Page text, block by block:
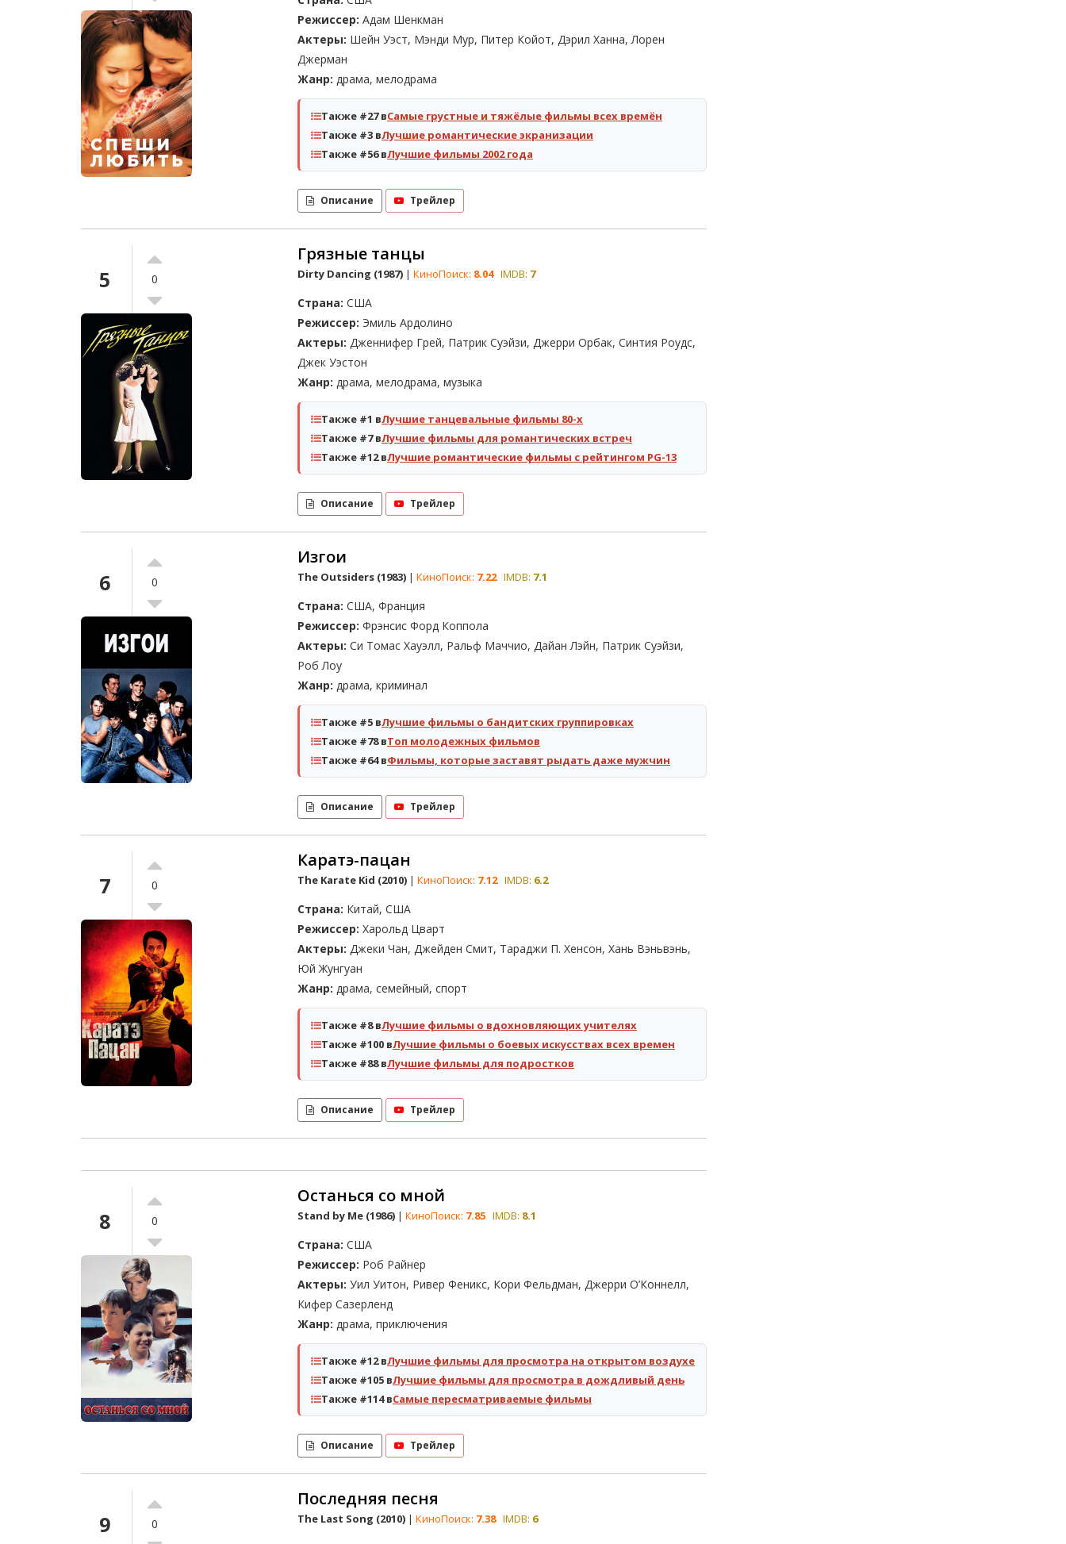
Режиссер: Адам Шенкман
Актеры: Шейн Уэст, Мэнди Мур, Питер Койот, Дэрил Ханна, Лорен
Джерман
Жанр: драма, мелодрама
Также #27 вСамые грустные и тяжёлые фильмы всех времён
Также #3 вЛучшие романтические экранизации
Также #56 вЛучшие фильмы 2002 года
Описание Трейлер
5 0
Грязные танцы
Dirty Dancing (1987)| КиноПоиск: 8.04 IMDB: 7
Страна: США
Режиссер: Эмиль Ардолино
Актеры: Дженнифер Грей, Патрик Суэйзи, Джерри Орбак, Синтия Роудс,
Джек Уэстон
Жанр: драма, мелодрама, музыка
Также #1 вЛучшие танцевальные фильмы 80-х
Также #7 вЛучшие фильмы для романтических встреч
Также #12 вЛучшие романтические фильмы с рейтингом PG-13
Описание Трейлер
6 0
Изгои
The Outsiders (1983)| КиноПоиск: 7.22 IMDB: 7.1
Страна: США, Франция
Режиссер: Фрэнсис Форд Коппола
Актеры: Си Томас Хауэлл, Ральф Маччио, Дайан Лэйн, Патрик Суэйзи,
Роб Лоу
Жанр: драма, криминал
Также #5 вЛучшие фильмы о бандитских группировках
Также #78 вТоп молодежных фильмов
Также #64 вФильмы, которые заставят рыдать даже мужчин
Описание Трейлер
7 0
Каратэ-пацан
The Karate Kid (2010)| КиноПоиск: 7.12 IMDB: 6.2
Страна: Китай, США
Режиссер: Харольд Цварт
Актеры: Джеки Чан, Джейден Смит, Тараджи П. Хенсон, Хань Вэньвэнь,
Юй Жунгуан
Жанр: драма, семейный, спорт
Также #8 вЛучшие фильмы о вдохновляющих учителях
Также #100 вЛучшие фильмы о боевых искусствах всех времен
Также #88 вЛучшие фильмы для подростков
Описание Трейлер
8 0
Останься со мной
Stand by Me (1986)| КиноПоиск: 7.85 IMDB: 8.1
Страна: США
Режиссер: Роб Райнер
Актеры: Уил Уитон, Ривер Феникс, Кори Фельдман, Джерри О’Коннелл,
Кифер Сазерленд
Жанр: драма, приключения
Также #12 вЛучшие фильмы для просмотра на открытом воздухе
Также #105 вЛучшие фильмы для просмотра в дождливый день
Также #114 вСамые пересматриваемые фильмы
Описание Трейлер
9 0
Последняя песня
The Last Song (2010)| КиноПоиск: 7.38 IMDB: 6